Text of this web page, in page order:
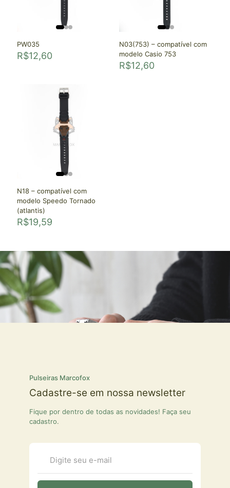
PW035
R$12,60
N03(753) – compatível com
modelo Casio 753
R$12,60
N18 – compatível com
modelo Speedo Tornado
(atlantis)
R$19,59
Pulseiras Marcofox
Cadastre-se em nossa newsletter
Fique por dentro de todas as novidades! Faça seu
cadastro.